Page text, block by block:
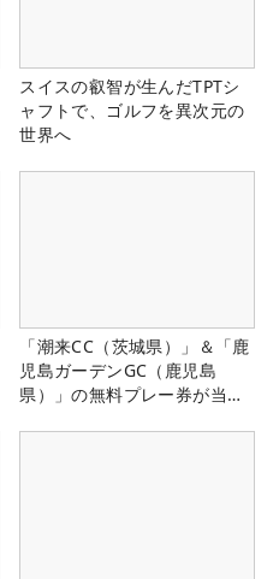
スイスの叡智が生んだTPTシ
ャフトで、ゴルフを異次元の
世界へ
「潮来CC（茨城県）」＆「鹿
児島ガーデンGC（鹿児島
県）」の無料プレー券が当た